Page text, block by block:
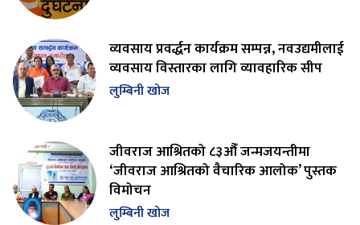
व्यवसाय प्रवर्द्धन कार्यक्रम सम्पन्न, नवउद्यमीलाई
व्यवसाय विस्तारका लागि व्यावहारिक सीप
लुम्बिनी खोज
जीवराज आश्रितको ८३औँ जन्मजयन्तीमा
‘जीवराज आश्रितको वैचारिक आलोक’ पुस्तक
विमोचन
लुम्बिनी खोज